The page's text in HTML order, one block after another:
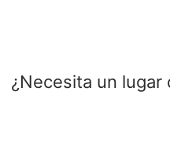
¿Necesita un lugar